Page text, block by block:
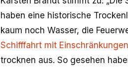
haben eine historische
kaum noch Wasser, die
Schifffahrt mit Einschränkungen
trocknen aus. So gesehen